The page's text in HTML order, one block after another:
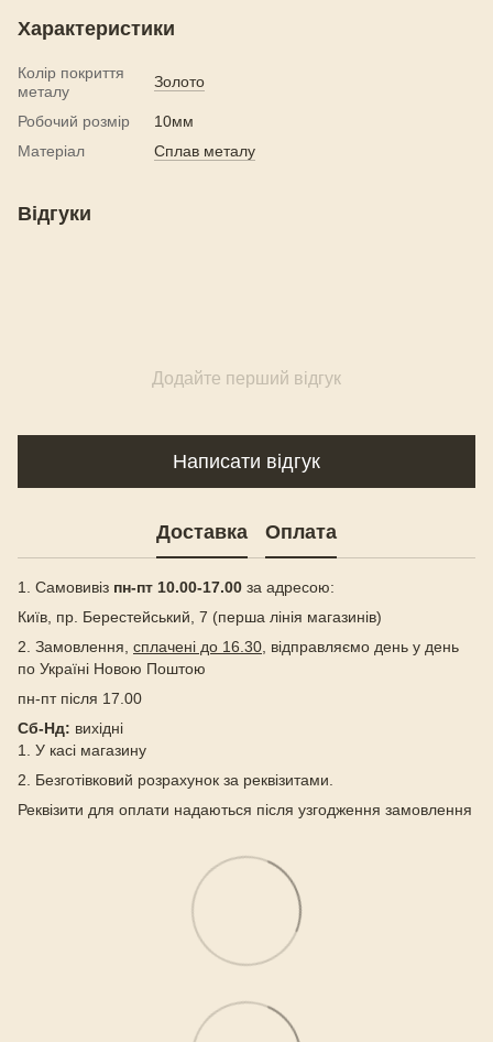
Характеристики
Колір покриття
металу
Золото
Робочий розмір
10мм
Матеріал
Сплав металу
Відгуки
Додайте перший відгук
Написати відгук
Доставка Оплата
1. Самовивіз пн-пт 10.00-17.00 за адресою:
Київ, пр. Берестейський, 7 (перша лінія магазинів)
2. Замовлення, сплачені до 16.30, відправляємо день у день
по Україні Новою Поштою
пн-пт після 17.00
Сб-Нд: вихідні
1. У касі магазину
2. Безготівковий розрахунок за реквізитами.
Реквізити для оплати надаються після узгодження замовлення